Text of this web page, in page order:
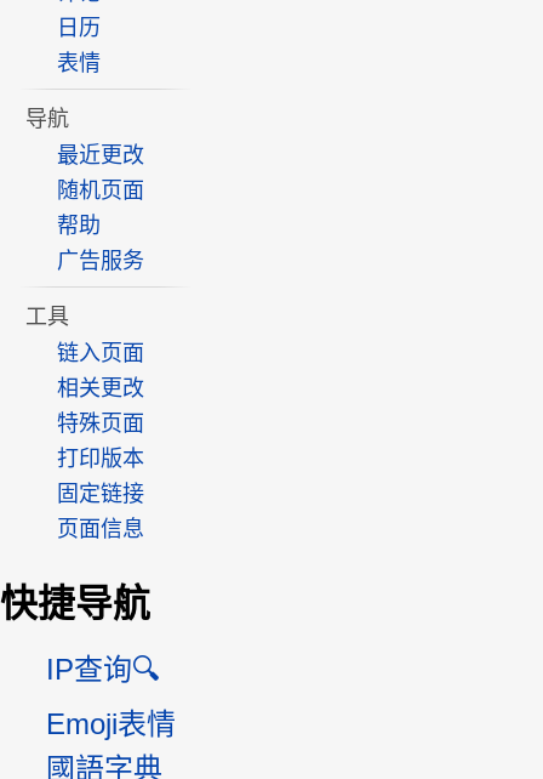
日历
表情
导航
最近更改
随机页面
帮助
广告服务
工具
链入页面
相关更改
特殊页面
打印版本
固定链接
页面信息
快捷导航
IP查询🔍
Emoji表情
國語字典